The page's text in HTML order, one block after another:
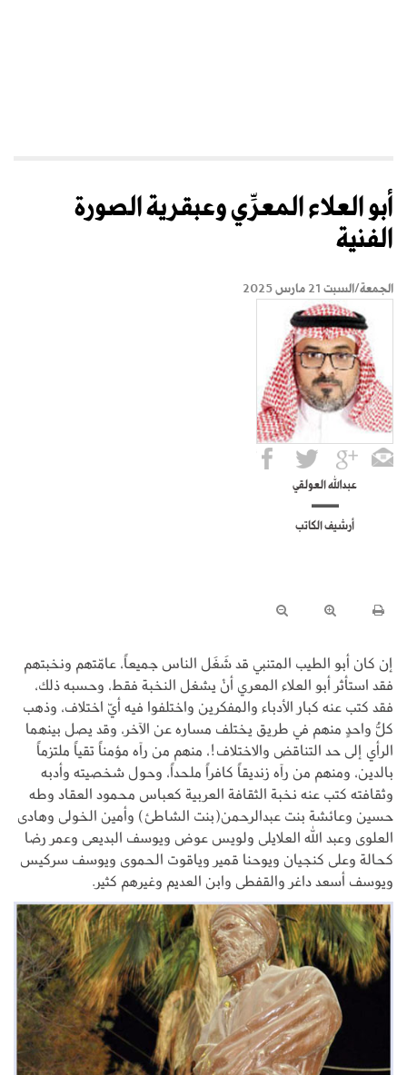
أبو العلاء المعرِّي وعبقرية الصورة
الفنية
الجمعة/السبت 21 مارس 2025
عبدالله العولقي
أرشيف الكاتب
إن كان أبو الطيب المتنبي قد شَغَل الناس جميعاً، عامّتهم ونخبتهم
فقد استأثر أبو العلاء المعري أنْ يشغل النخبة فقط، وحسبه ذلك،
فقد كتب عنه كبار الأدباء والمفكرين واختلفوا فيه أيّ اختلاف، وذهب
كلُّ واحدٍ منهم في طريق يختلف مساره عن الآخر، وقد يصل بينهما
الرأي إلى حد التناقض والاختلاف!، منهم من رآه مؤمناً تقياً ملتزماً
بالدين، ومنهم من رآه زنديقاً كافراً ملحداً، وحول شخصيته وأدبه
وثقافته كتب عنه نخبة الثقافة العربية كعباس محمود العقاد وطه
حسين وعائشة بنت عبدالرحمن(بنت الشاطئ) وأمين الخولى وهادى
العلوى وعبد الله العلايلى ولويس عوض ويوسف البديعى وعمر رضا
كحالة وعلى كنجيان ويوحنا قمير وياقوت الحموى ويوسف سركيس
ويوسف أسعد داغر والقفطى وابن العديم وغيرهم كثير.